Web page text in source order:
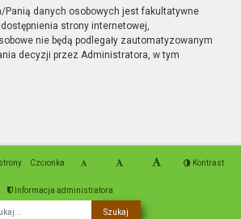
Panią danych osobowych jest fakultatywne
strony internetowej,
nie będą podlegały zautomatyzowanym
decyzji przez Administratora, w tym
Czcionka Kontrast
Informacja administratora